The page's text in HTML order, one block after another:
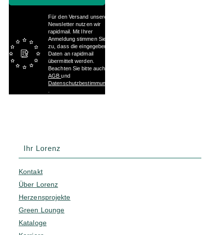
Für den Versand unserer
Newsletter nutzen wir
rapidmail. Mit Ihrer
Anmeldung stimmen Sie
zu, dass die eingegebenen
Daten an rapidmail
übermittelt werden.
Beachten Sie bitte auch die
AGBund
Datenschutzbestimmungen
Ihr Lorenz
Kontakt
Über Lorenz
Herzensprojekte
Green Lounge
Kataloge